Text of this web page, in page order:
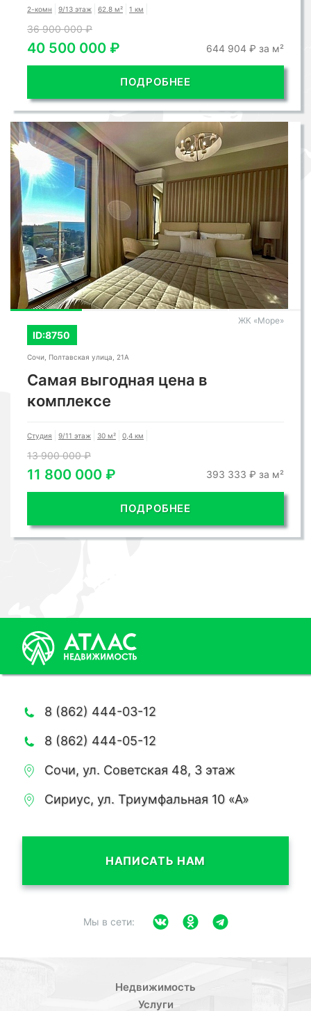
2-комн 9/13 этаж 62.8 м² 1 км
36 900 000 ₽
40 500 000 ₽ 644 904 ₽ за м²
ПОДРОБНЕЕ
ID:8750
ЖК «Море»
Сочи, Полтавская улица, 21А
Самая выгодная цена в
комплексе
Студия 9/11 этаж 30 м² 0,4 км
13 900 000 ₽
11 800 000 ₽ 393 333 ₽ за м²
ПОДРОБНЕЕ
8 (862) 444-03-12
8 (862) 444-05-12
Сочи, ул. Советская 48, 3 этаж
Сириус, ул. Триумфальная 10 «А»
НАПИСАТЬ НАМ
Мы в сети:
Недвижимость
Услуги